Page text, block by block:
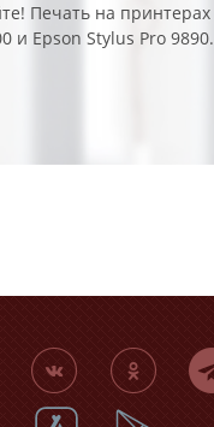
Печать на принтерах
и Epson Stylus Pro 9890.